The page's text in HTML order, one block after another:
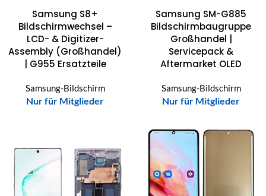
Samsung S8+
Bildschirmwechsel –
LCD- & Digitizer-
Assembly (Großhandel)
| G955 Ersatzteile
Samsung-Bildschirm
Nur für Mitglieder
Samsung SM-G885
Bildschirmbaugruppe
Großhandel |
Servicepack &
Aftermarket OLED
Samsung-Bildschirm
Nur für Mitglieder